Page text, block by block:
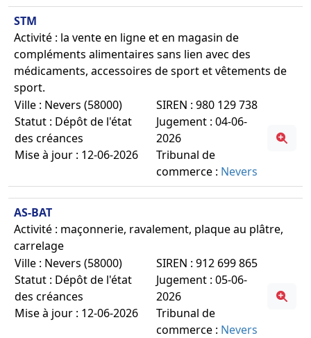
STM
Activité : la vente en ligne et en magasin de
compléments alimentaires sans lien avec des
médicaments, accessoires de sport et vêtements de
sport.
Ville : Nevers (58000)
Statut : Dépôt de l'état
des créances
Mise à jour : 12-06-2026
SIREN : 980 129 738
Jugement : 04-06-
2026
Tribunal de
commerce : Nevers
AS-BAT
Activité : maçonnerie, ravalement, plaque au plâtre,
carrelage
Ville : Nevers (58000)
Statut : Dépôt de l'état
des créances
Mise à jour : 12-06-2026
SIREN : 912 699 865
Jugement : 05-06-
2026
Tribunal de
commerce : Nevers